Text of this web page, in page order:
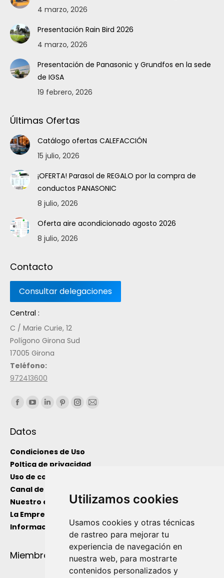
Utilizamos cookies
Usamos cookies y otras técnicas
de rastreo para mejorar tu
experiencia de navegación en
nuestra web, para mostrarte
contenidos personalizados y
4 marzo, 2026
Presentación Rain Bird 2026
4 marzo, 2026
Presentación de Panasonic y Grundfos en la sede
de IGSA
19 febrero, 2026
Últimas Ofertas
Catálogo ofertas CALEFACCIÓN
15 julio, 2026
¡OFERTA! Parasol de REGALO por la compra de
conductos PANASONIC
8 julio, 2026
Oferta aire acondicionado agosto 2026
8 julio, 2026
Contacto
Central :
C / Marie Curie, 12
Polígono Girona Sud
17005 Girona
Teléfono:
972413600
Encuéntranos en:
Datos
Condiciones de Uso
Poltica de privacidad
Uso de cookies
Canal de información interno
Nuestro equipo
La Empresa
Información de Utilidad
Miembro de